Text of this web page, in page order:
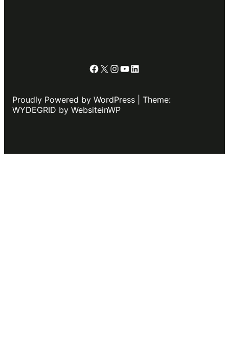
Facebook
X Instagram
YouTube
LinkedIn
Proudly Powered by WordPress | Theme:
WYDEGRID by WebsiteinWP